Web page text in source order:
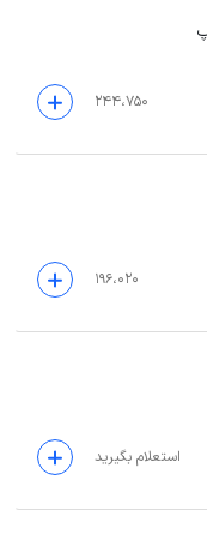
۲۴۴،۷۵۰
۱۹۶،۰۲۰
استعلام بگیرید